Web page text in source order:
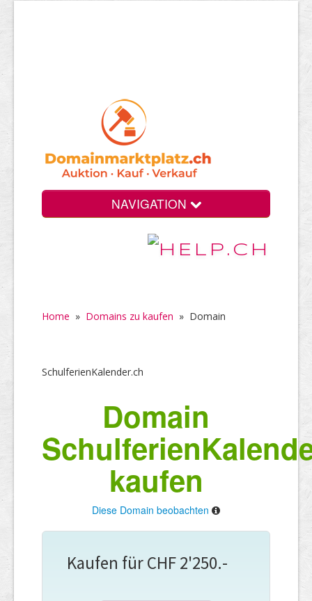
NAVIGATION
Home » Domains zu kaufen » Domain
SchulferienKalender.ch
Domain
kaufen
Diese Domain beobachten
Kaufen für CHF 2'250.-